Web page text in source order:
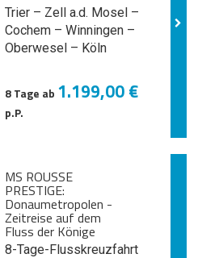
Trier – Zell a.d. Mosel –
Cochem – Winningen –
Oberwesel – Köln
8 Tage ab 1.199,00 €
p.P.
MS ROUSSE
PRESTIGE:
Donaumetropolen -
Zeitreise auf dem
Fluss der Könige
8-Tage-Flusskreuzfahrt